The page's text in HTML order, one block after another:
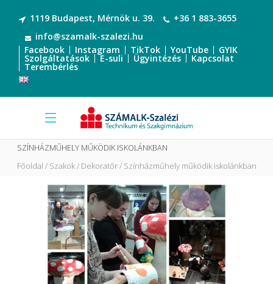
1119 Budapest, Mérnök u. 39.
+36 1 883-3655
info@szamalk-szalezi.hu
Facebook
Instagram TikTok YouTube GYIK
Szolgáltatások E-suli Ügyintézés Kapcsolat
Terembérlés
SZÍNHÁZMŰHELY MŰKÖDIK ISKOLÁNKBAN
Főoldal Szakok Dekoratőr Színházműhely működik iskolánkban